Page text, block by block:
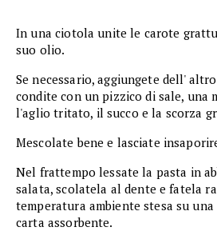
In una ciotola unite le carote
suo olio.
Se necessario, aggiungete dell'
condite con un pizzico di sale, una
l'aglio tritato, il succo e la scorza
Mescolate bene e lasciate
Nel frattempo lessate la pasta in
salata, scolatela al dente e fatela
temperatura ambiente stesa su
carta assorbente.